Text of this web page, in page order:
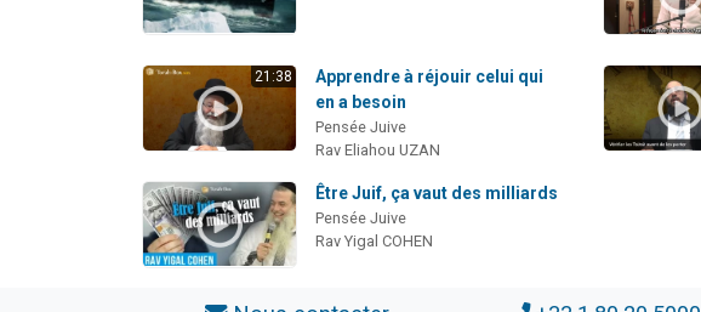
21:38
Apprendre à réjouir celui qui
en a besoin
Pensée Juive
Rav Eliahou UZAN
Être Juif, ça vaut des milliards
Pensée Juive
Rav Yigal COHEN